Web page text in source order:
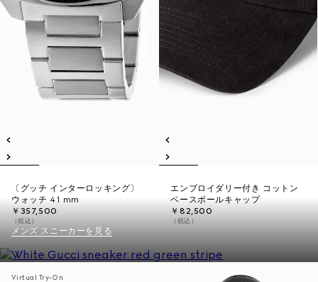
〔グッチ インターロッキング〕
ウォッチ 41 mm
￥357,500
（税込）
エンブロイダリー付き コットン
ベースボールキャップ
￥82,500
（税込）
メンズ スニーカーを見る
Virtual Try-On